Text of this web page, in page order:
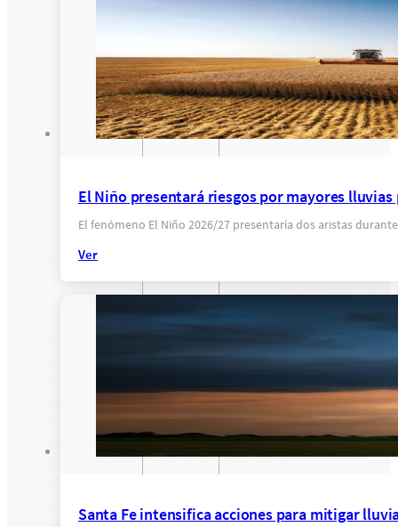
El Niño presentará riesgos por mayores
El fenómeno El Niño 2026/27 presentaría dos aristas
Ver
Santa Fe intensifica acciones para mitigar